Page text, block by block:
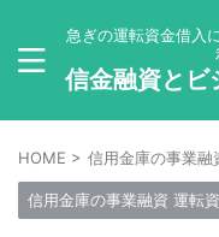
急ぎの運転資金借入
信金融資とビ
HOME > 信用金庫の事業融
信用金庫の事業融資 運転